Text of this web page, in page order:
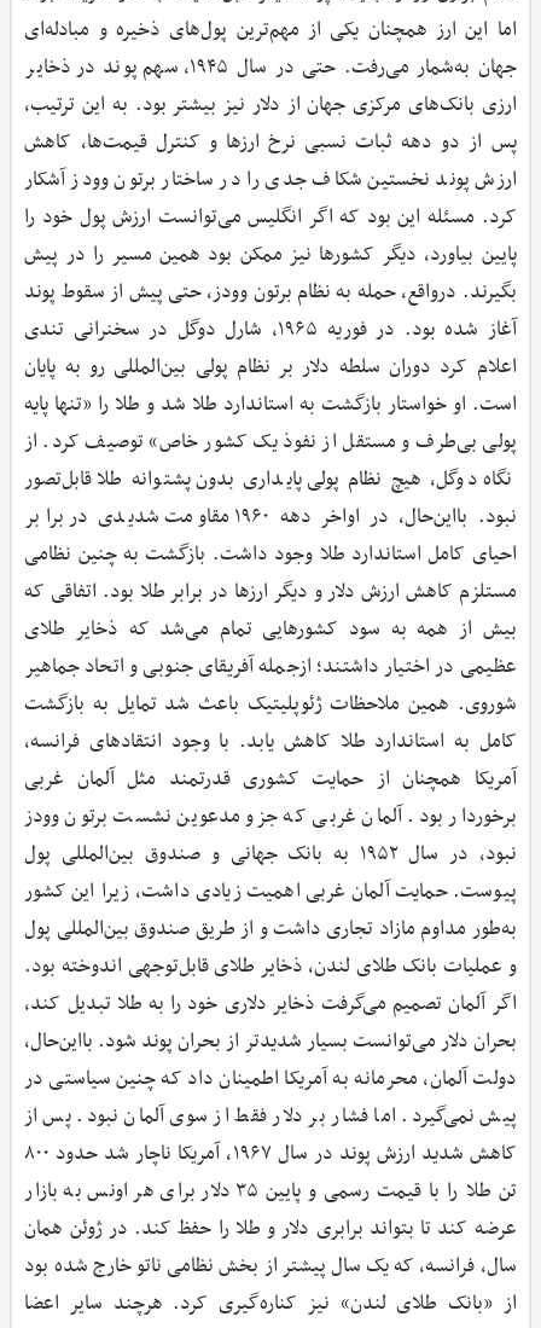
اما این ارز همچنان یکی از مهم‌ترین پول‌های ذخیره و مبادله‌ای
جهان به‌شمار می‌رفت. حتی در سال ۱۹۴۵، سهم پوند در ذخایر
ارزی بانک‌های مرکزی جهان از دلار نیز بیشتر بود. به این ترتیب،
پس از دو دهه ثبات نسبی نرخ ارزها و کنترل قیمت‌ها، کاهش
ارزش پوند نخستین شکاف جدی را در ساختار برتون وودز آشکار
کرد. مسئله این بود که اگر انگلیس می‌توانست ارزش پول خود را
پایین بیاورد، دیگر کشورها نیز ممکن بود همین مسیر را در پیش
بگیرند. درواقع، حمله به نظام برتون وودز، حتی پیش از سقوط پوند
آغاز شده بود. در فوریه ۱۹۶۵، شارل دوگل در سخنرانی تندی
اعلام کرد دوران سلطه دلار بر نظام پولی بین‌المللی رو به پایان
است. او خواستار بازگشت به استاندارد طلا شد و طلا را «تنها پایه
پولی بی‌طرف و مستقل از نفوذ یک کشور خاص» توصیف کرد. از
نگاه دوگل، هیچ نظام پولی پایداری بدون پشتوانه طلا قابل‌تصور
نبود. بااین‌حال، در اواخر دهه ۱۹۶۰ مقاومت شدیدی در برابر
احیای کامل استاندارد طلا وجود داشت. بازگشت به چنین نظامی
مستلزم کاهش ارزش دلار و دیگر ارزها در برابر طلا بود. اتفاقی که
بیش از همه به سود کشورهایی تمام می‌شد که ذخایر طلای
عظیمی در اختیار داشتند؛ ازجمله آفریقای جنوبی و اتحاد جماهیر
شوروی. همین ملاحظات ژئوپلیتیک باعث شد تمایل به بازگشت
کامل به استاندارد طلا کاهش یابد. با وجود انتقادهای فرانسه،
آمریکا همچنان از حمایت کشوری قدرتمند مثل آلمان غربی
برخوردار بود. آلمان غربی که جزو مدعوین نشست برتون وودز
نبود، در سال ۱۹۵۲ به بانک جهانی و صندوق بین‌المللی پول
پیوست. حمایت آلمان غربی اهمیت زیادی داشت، زیرا این کشور
به‌طور مداوم مازاد تجاری داشت و از طریق صندوق بین‌المللی پول
و عملیات بانک طلای لندن، ذخایر طلای قابل‌توجهی اندوخته بود.
اگر آلمان تصمیم می‌گرفت ذخایر دلاری خود را به طلا تبدیل کند،
بحران دلار می‌توانست بسیار شدیدتر از بحران پوند شود. بااین‌حال،
دولت آلمان، محرمانه به آمریکا اطمینان داد که چنین سیاستی در
پیش نمی‌گیرد. اما فشار بر دلار فقط از سوی آلمان نبود. پس از
کاهش شدید ارزش پوند در سال ۱۹۶۷، آمریکا ناچار شد حدود ۸۰۰
تن طلا را با قیمت رسمی و پایین ۳۵ دلار برای هر اونس به بازار
عرضه کند تا بتواند برابری دلار و طلا را حفظ کند. در ژوئن همان
سال، فرانسه، که یک سال پیشتر از بخش نظامی ناتو خارج شده بود
از «بانک طلای لندن» نیز کناره‌گیری کرد. هرچند سایر اعضا